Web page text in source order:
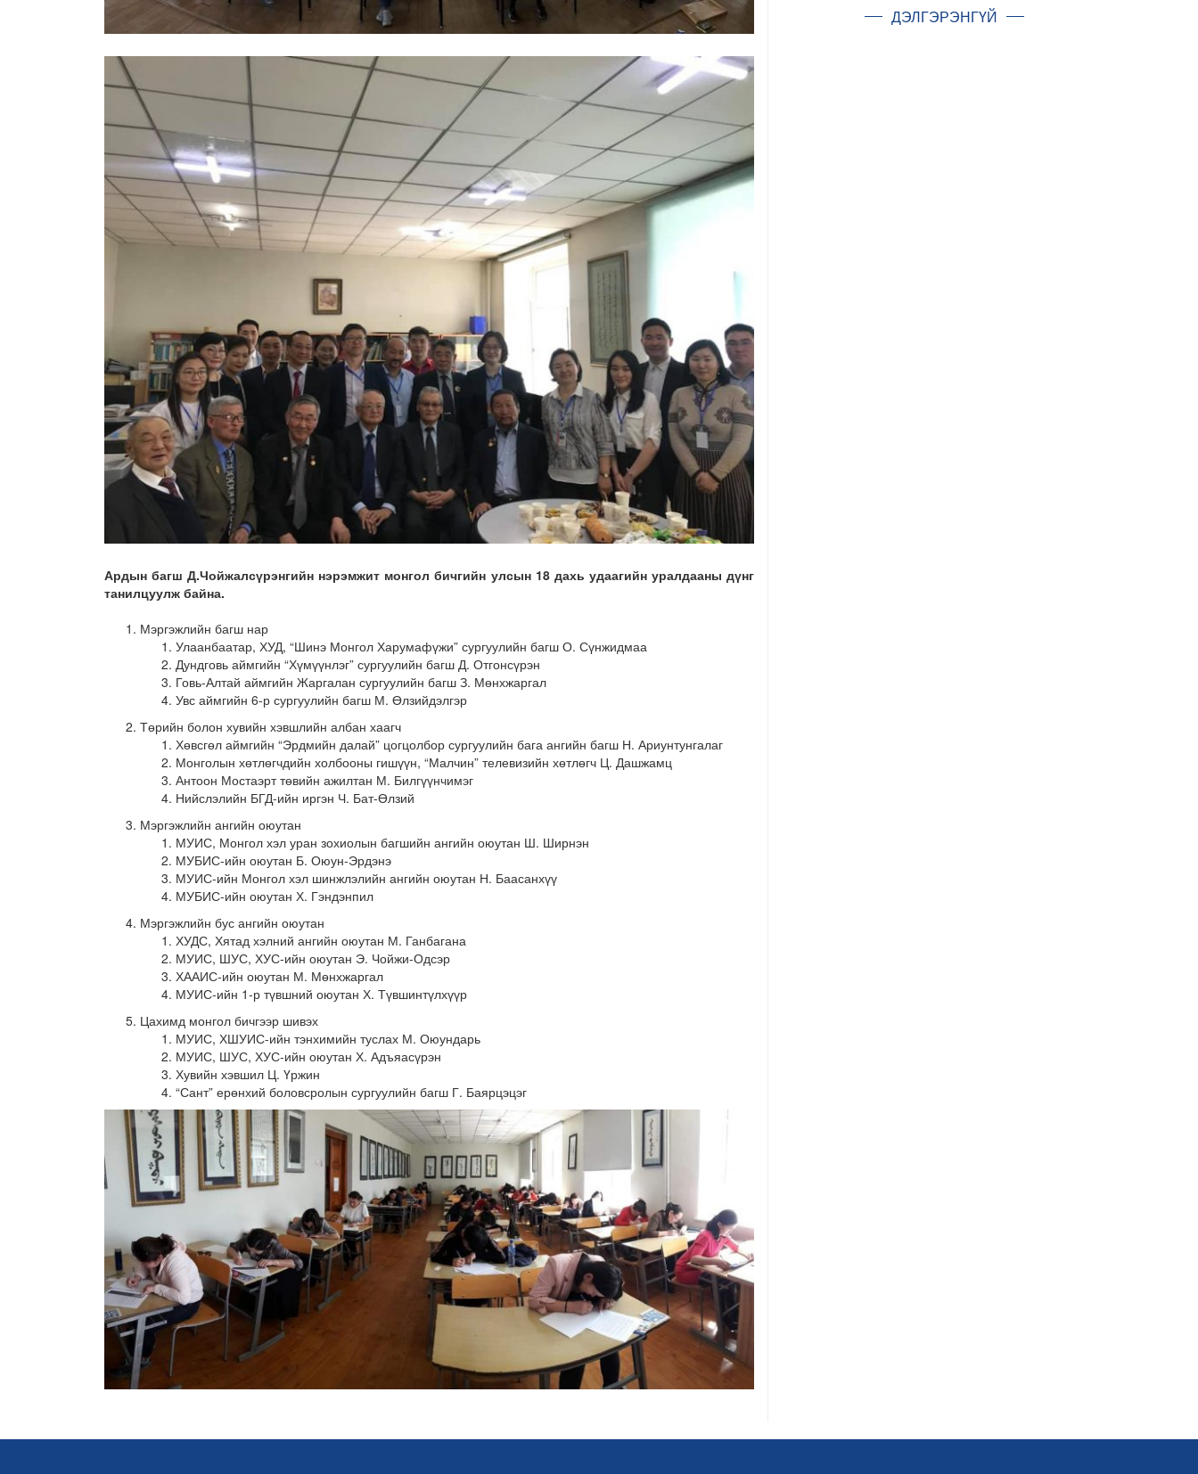
Ардын багш Д.Чойжалсүрэнгийн нэрэмжит монгол бичгийн улсын 18 дахь удаагийн уралдааны дүнг
танилцуулж байна.
Мэргэжлийн багш нар
Улаанбаатар, ХУД, “Шинэ Монгол Харумафүжи” сургуулийн багш О. Сүнжидмаа
Дундговь аймгийн “Хүмүүнлэг” сургуулийн багш Д. Отгонсүрэн
Говь-Алтай аймгийн Жаргалан сургуулийн багш З. Мөнхжаргал
Увс аймгийн 6-р сургуулийн багш М. Өлзийдэлгэр
Төрийн болон хувийн хэвшлийн албан хаагч
Хөвсгөл аймгийн “Эрдмийн далай” цогцолбор сургуулийн бага ангийн багш Н. Ариунтунгалаг
Монголын хөтлөгчдийн холбооны гишүүн, “Малчин” телевизийн хөтлөгч Ц. Дашжамц
Антоон Мостаэрт төвийн ажилтан М. Билгүүнчимэг
Нийслэлийн БГД-ийн иргэн Ч. Бат-Өлзий
Мэргэжлийн ангийн оюутан
МУИС, Монгол хэл уран зохиолын багшийн ангийн оюутан Ш. Ширнэн
МУБИС-ийн оюутан Б. Оюун-Эрдэнэ
МУИС-ийн Монгол хэл шинжлэлийн ангийн оюутан Н. Баасанхүү
МУБИС-ийн оюутан Х. Гэндэнпил
Мэргэжлийн бус ангийн оюутан
ХУДС, Хятад хэлний ангийн оюутан М. Ганбагана
МУИС, ШУС, ХУС-ийн оюутан Э. Чойжи-Одсэр
ХААИС-ийн оюутан М. Мөнхжаргал
МУИС-ийн 1-р түвшний оюутан Х. Түвшинтүлхүүр
Цахимд монгол бичгээр шивэх
МУИС, ХШУИС-ийн тэнхимийн туслах М. Оюундарь
МУИС, ШУС, ХУС-ийн оюутан Х. Адъяасүрэн
Хувийн хэвшил Ц. Үржин
“Сант” ерөнхий боловсролын сургуулийн багш Г. Баярцэцэг
ДЭЛГЭРЭНГҮЙ